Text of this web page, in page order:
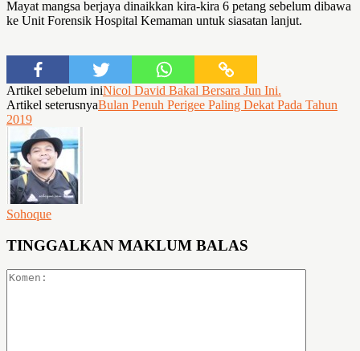
Mayat mangsa berjaya dinaikkan kira-kira 6 petang sebelum dibawa
ke Unit Forensik Hospital Kemaman untuk siasatan lanjut.
Artikel sebelum iniNicol David Bakal Bersara Jun Ini.
Artikel seterusnyaBulan Penuh Perigee Paling Dekat Pada Tahun
2019
Sohoque
TINGGALKAN MAKLUM BALAS